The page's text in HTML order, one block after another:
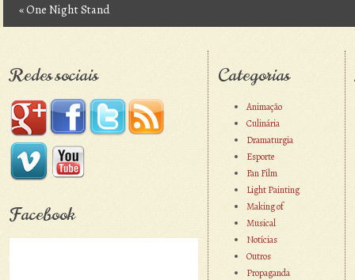
Post navigation
«One Night Stand
Redes sociais
Facebook
Categorias
Animação
Culinária
Dramaturgia
Esporte
Fan Film
Light Painting
Making of
Musical
Notícias
Outros
Propaganda